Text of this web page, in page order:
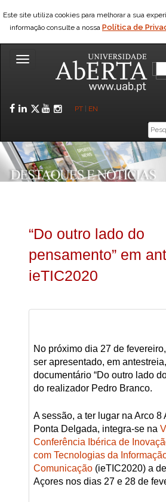
Este site utiliza cookies para melhorar a sua
informação consulte a nossa Política de
Toggle
Facebook
LinkedIn
Twitter
YouTube
Instagram
PT EN
Caixa
de
“Do outro lado do
pensamento” em
ieTIC2020
No próximo dia 27 de
ser apresentado, em
documentário “Do outro lado
do realizador Pedro Branco.
A sessão, a ter lugar na Arco 8
Ponta Delgada, integra-se na
Conferência Ibérica de
com Tecnologias da
Comunicação(ieTIC2020) a
Açores nos dias 27 e 28 de